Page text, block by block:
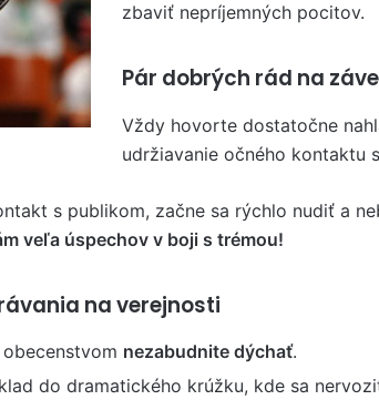
zbaviť nepríjemných pocitov.
Pár dobrých rád na
Vždy hovorte dostatočne
udržiavanie očného kontaktu
s publikom, začne sa rýchlo nudiť a
veľa úspechov v boji s trémou!
na verejnosti
nezabudnite dýchať.
do dramatického krúžku, kde sa